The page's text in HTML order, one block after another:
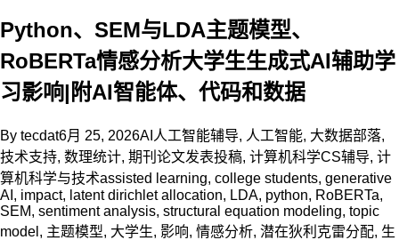
Python、SEM与LDA主题模型、
RoBERTa情感分析大学生生成式AI辅助学
习影响|附AI智能体、代码和数据
By tecdat6月 25, 2026AI人工智能辅导, 人工智能, 大数据部落,
技术支持, 数理统计, 期刊论文发表投稿, 计算机科学CS辅导, 计
算机科学与技术assisted learning, college students, generative
AI , impact, latent dirichlet allocation, LDA, python, RoBERTa,
SEM, sentiment analysis, structural equation modeling, topic
model , 主题模型, 大学生, 影响, 情感分析, 潜在狄利克雷分配, 生